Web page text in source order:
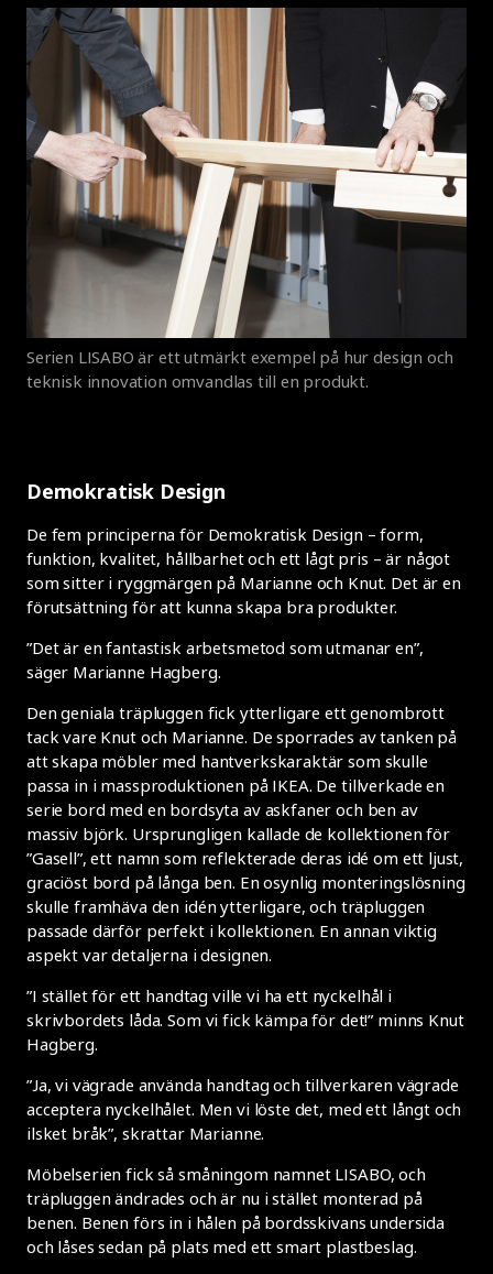
Serien LISABO är ett utmärkt exempel på hur design och
teknisk innovation omvandlas till en produkt.
Demokratisk Design
De fem principerna för Demokratisk Design – form,
funktion, kvalitet, hållbarhet och ett lågt pris – är något
som sitter i ryggmärgen på Marianne och Knut. Det är en
förutsättning för att kunna skapa bra produkter.
”Det är en fantastisk arbetsmetod som utmanar en”,
säger Marianne Hagberg.
Den geniala träpluggen fick ytterligare ett genombrott
tack vare Knut och Marianne. De sporrades av tanken på
att skapa möbler med hantverkskaraktär som skulle
passa in i massproduktionen på IKEA. De tillverkade en
serie bord med en bordsyta av askfaner och ben av
massiv björk. Ursprungligen kallade de kollektionen för
”Gasell”, ett namn som reflekterade deras idé om ett ljust,
graciöst bord på långa ben. En osynlig monteringslösning
skulle framhäva den idén ytterligare, och träpluggen
passade därför perfekt i kollektionen. En annan viktig
aspekt var detaljerna i designen.
”I stället för ett handtag ville vi ha ett nyckelhål i
skrivbordets låda. Som vi fick kämpa för det!” minns Knut
Hagberg.
”Ja, vi vägrade använda handtag och tillverkaren vägrade
acceptera nyckelhålet. Men vi löste det, med ett långt och
ilsket bråk”, skrattar Marianne.
Möbelserien fick så småningom namnet LISABO, och
träpluggen ändrades och är nu i stället monterad på
benen. Benen förs in i hålen på bordsskivans undersida
och låses sedan på plats med ett smart plastbeslag.